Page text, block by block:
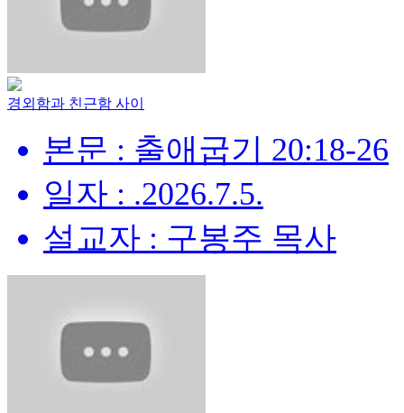
경외함과 친근함 사이
본문 : 출애굽기 20:18-26
일자 : .2026.7.5.
설교자 : 구봉주 목사